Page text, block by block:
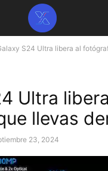
S24 Ultra libera al
Ultra
llevas
23, 2024